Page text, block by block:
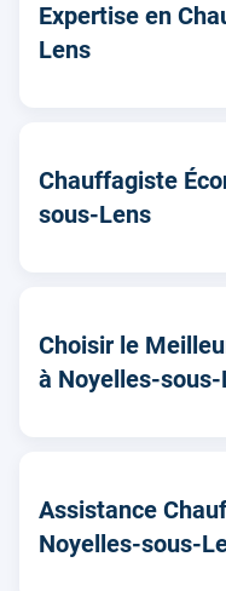
Expertise en
Lens
Chauffagiste
sous-Lens
Choisir le
à Noyelles-
Assistance
Noyelles-sous-